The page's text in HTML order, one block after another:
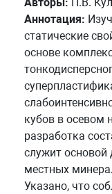
Аннотация:
статические
основе
кубов в осевом
разработка
служит основой
местных
Указано, что